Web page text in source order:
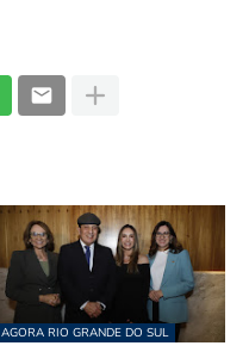
AGORA RIO GRANDE DO SUL